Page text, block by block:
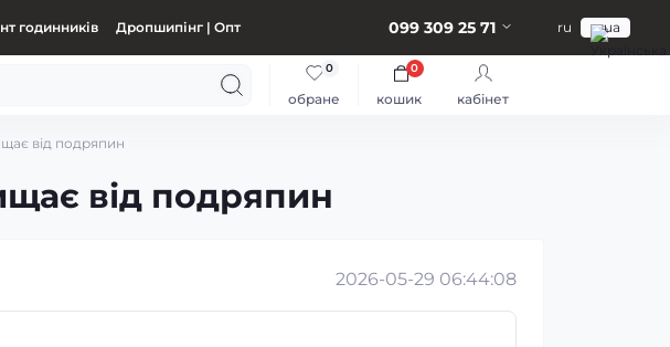
годинників Дропшипінг | Опт 099 309 25 71 ru ua
обране
0
кошик
0
кабінет
від подряпин
від подряпин
2026-05-29 06:44:08